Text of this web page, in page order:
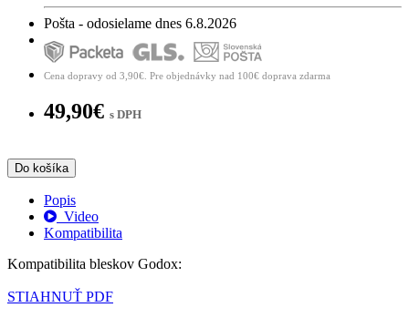
Pošta - odosielame dnes 6.8.2026
Cena dopravy od 3,90€. Pre objednávky nad 100€ doprava zdarma
49,90€ s DPH
Do košíka
Popis
Video
Kompatibilita
Kompatibilita bleskov Godox:
STIAHNUŤ PDF